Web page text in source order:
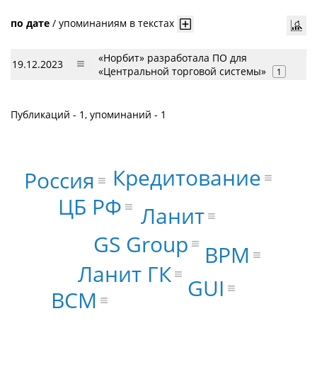
по дате / упоминаниям в текстах
19.12.2023
«Норбит» разработала ПО для
«Центральной торговой системы»
1
Публикаций - 1, упоминаний - 1
GS Group
Ланит
Ланит ГК
ЦБ РФ
GUI
Кредитование
BCM
BPM
Россия